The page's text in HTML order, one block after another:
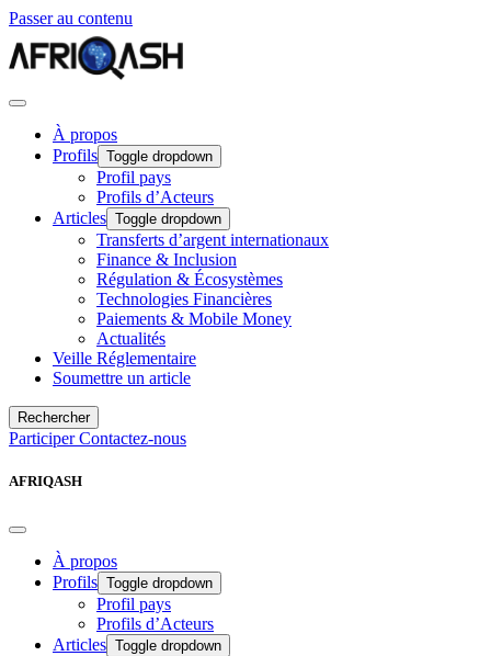
Passer au contenu
À propos
Profils Toggle dropdown
Profil pays
Profils d’Acteurs
Articles Toggle dropdown
Transferts d’argent internationaux
Finance & Inclusion
Régulation & Écosystèmes
Technologies Financières
Paiements & Mobile Money
Actualités
Veille Réglementaire
Soumettre un article
Rechercher
ParticiperContactez-nous
AFRIQASH
À propos
Profils Toggle dropdown
Profil pays
Profils d’Acteurs
Articles Toggle dropdown